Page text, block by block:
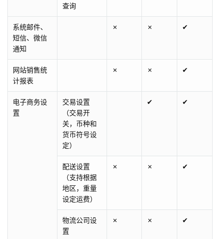
查询
系统邮件、
短信、微信
通知
✗ ✗ ✔
网站销售统
计报表
✗ ✗ ✔
电子商务设
置
交易设置
（交易开
关，币种和
货币符号设
定）
✔ ✔
配送设置
（支持根据
地区，重量
设定运费）
✗ ✗ ✔
物流公司设
置
✗ ✗ ✔